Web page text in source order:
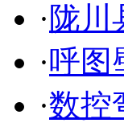
· 陇川
·呼图
·数控